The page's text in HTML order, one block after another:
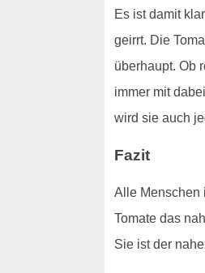
Es ist damit
geirrt. Die
überhaupt. Ob
immer mit
wird sie auch
Fazit
Alle Menschen
Tomate das
Sie ist der